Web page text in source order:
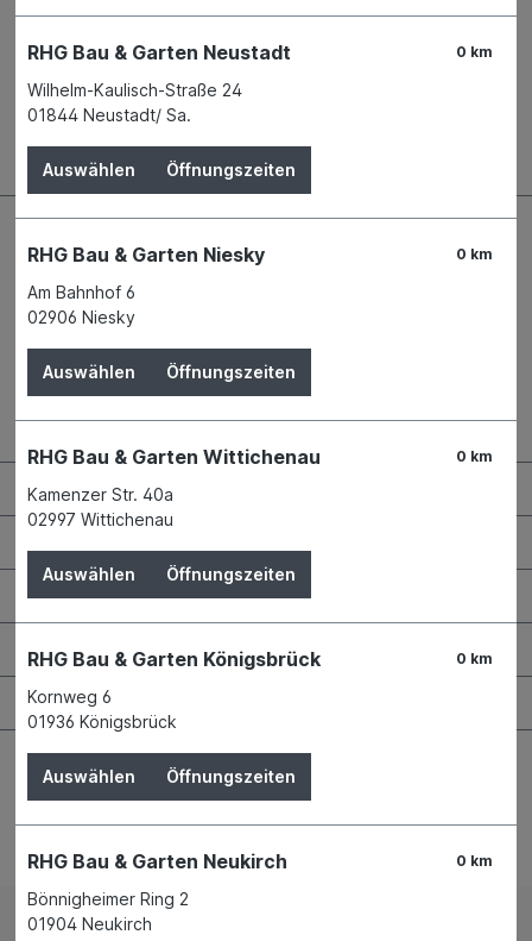
Beschreibung
RHG Helfer
Maschinen & Werkzeuge
Bauen & Renovieren
Garten & Landschaftsbau
Bestellung widerrufen
0 km
RHG Bau & Garten Neustadt
Wilhelm-Kaulisch-Straße 24
01844 Neustadt/ Sa.
Auswählen Öffnungszeiten
0 km
RHG Bau & Garten Niesky
Am Bahnhof 6
02906 Niesky
Auswählen Öffnungszeiten
0 km
RHG Bau & Garten Wittichenau
Kamenzer Str. 40a
02997 Wittichenau
Auswählen Öffnungszeiten
0 km
RHG Bau & Garten Königsbrück
Kornweg 6
01936 Königsbrück
Auswählen Öffnungszeiten
0 km
RHG Bau & Garten Neukirch
Bönnigheimer Ring 2
01904 Neukirch